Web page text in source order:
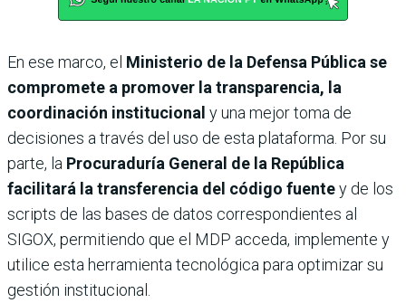
En ese marco, el Ministerio de la Defensa Pública se
compromete a promover la transparencia, la
coordinación institucional y una mejor toma de
decisiones a través del uso de esta plataforma. Por su
parte, la Procuraduría General de la República
facilitará la transferencia del código fuentey de los
scripts de las bases de datos correspondientes al
SIGOX, permitiendo que el MDP acceda, implemente y
utilice esta herramienta tecnológica para optimizar su
gestión institucional.